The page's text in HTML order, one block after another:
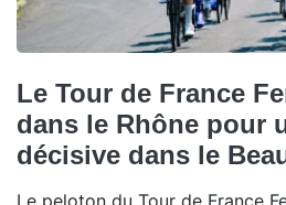
Le Tour de France
dans le Rhône pour
décisive dans le
Le peloton du Tour de France